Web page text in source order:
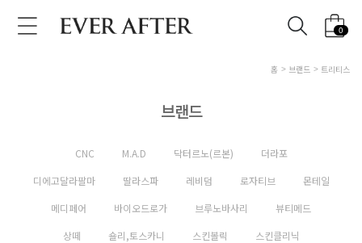
0
홈 브랜드 트리티스
브랜드
CNC M.A.D 닥터르노(르본)
더라포
디에고달라팔마
딸라스파 레비덤 로자티브
몬테일
메디페어
바이오드로가 브루노바사리
뷰티메드
상떼
숄리,토스카니 스킨볼릭
스킨클리닉